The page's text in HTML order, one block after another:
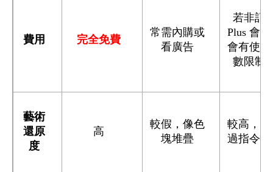
費用 完全免費
常需內購或
看廣告
若非訂
Plus 會
會有使
數限制
藝術
還原
度
高
較假，像色
塊堆疊
較高，
過指令